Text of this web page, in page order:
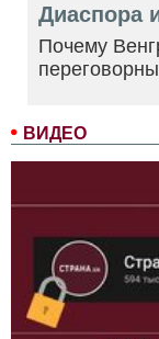
ВИДЕО
Диаспора
Почему